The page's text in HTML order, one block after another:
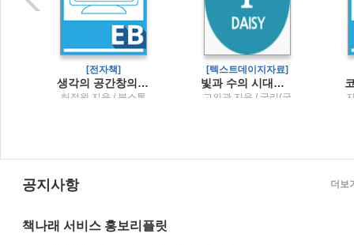
[전자책]
생각의 공간창의성이라는 욕구를 다루는 법
허정원 지음 / 북스톤
[텍스트데이지자료]
빛과 수의 시대힘과 미적분으로 세운 근대의 세계1
고의관 지음 / 궁리(궁
공지사항
책나래 서비스 홍보리플릿
더보